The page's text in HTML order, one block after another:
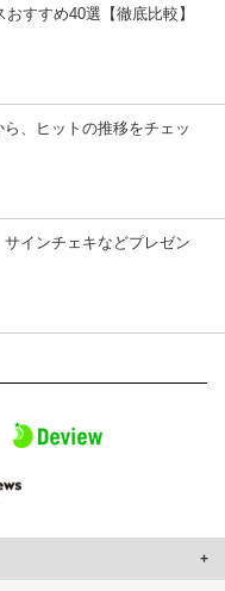
すすめ40選【徹底比較】
、ヒットの推移をチェッ
インチェキなどプレゼン